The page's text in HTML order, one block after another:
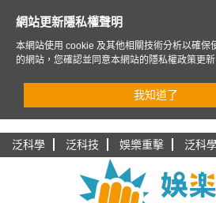
泛科學 泛科技 娛樂重擊 泛科
網站更新隱私權聲明
本網站使用 cookie 及其他相關技術分析以確保
的網站，您確認並同意本網站的隱私權政策更新
我知道了